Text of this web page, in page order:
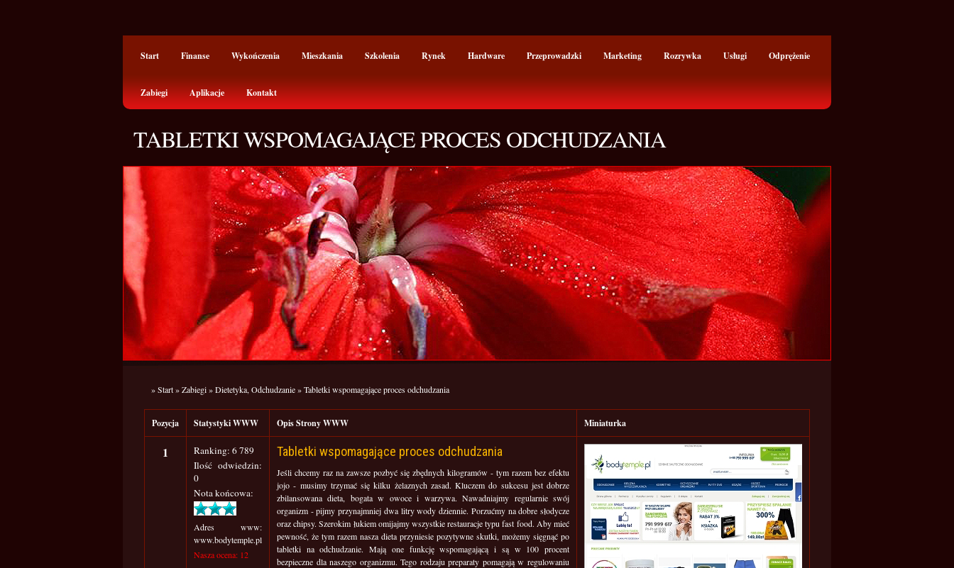
Start Finanse Wykończenia Mieszkania Szkolenia Rynek Hardware Przeprowadzki Marketing Rozrywka Usługi Odprężenie
Zabiegi Aplikacje Kontakt
TABLETKI WSPOMAGAJĄCE PROCES ODCHUDZANIA
»Start»Zabiegi»Dietetyka, Odchudzanie»Tabletki wspomagające proces odchudzania
Pozycja Statystyki WWW Opis Strony WWW Miniaturka
1
Ranking: 6 789
Ilość odwiedzin:
0
Nota końcowa:
Adres www:
www.bodytemple.pl
Nasza ocena: 12
Tabletki wspomagające proces odchudzania
Jeśli chcemy raz na zawsze pozbyć się zbędnych kilogramów - tym razem bez efektu
jojo - musimy trzymać się kilku żelaznych zasad. Kluczem do sukcesu jest dobrze
zbilansowana dieta, bogata w owoce i warzywa. Nawadniajmy regularnie swój
organizm - pijmy przynajmniej dwa litry wody dziennie. Porzućmy na dobre słodycze
oraz chipsy. Szerokim łukiem omijajmy wszystkie restauracje typu fast food. Aby mieć
pewność, że tym razem nasza dieta przyniesie pozytywne skutki, możemy sięgnąć po
tabletki na odchudzanie. Mają one funkcję wspomagającą i są w 100 procent
bezpieczne dla naszego organizmu. Tego rodzaju preparaty pomagają w regulowaniu